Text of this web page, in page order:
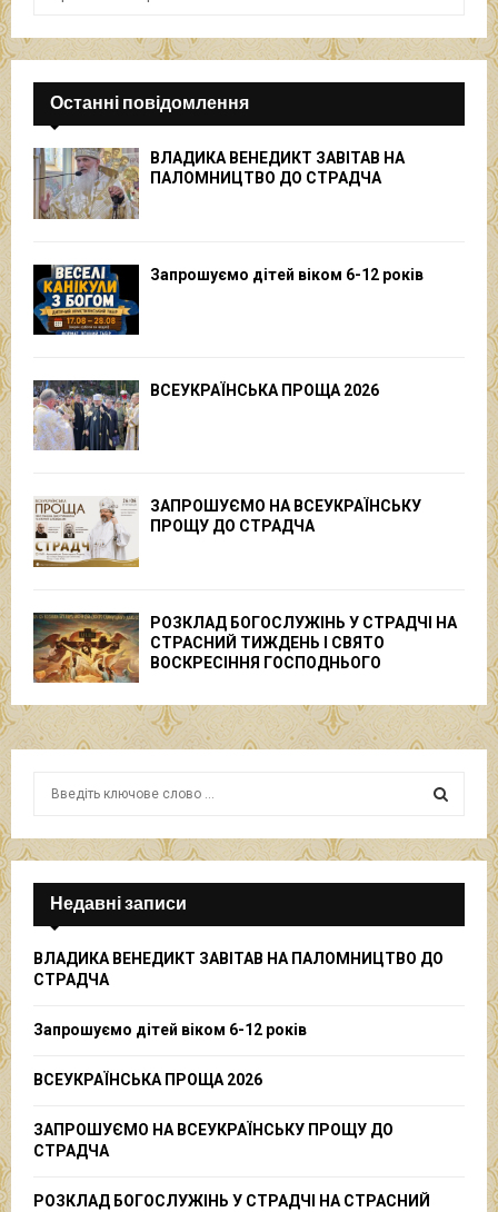
Останні повідомлення
ВЛАДИКА ВЕНЕДИКТ ЗАВІТАВ НА
ПАЛОМНИЦТВО ДО СТРАДЧА
Запрошуємо дітей віком 6-12 років
ВСЕУКРАЇНСЬКА ПРОЩА 2026
ЗАПРОШУЄМО НА ВСЕУКРАЇНСЬКУ
ПРОЩУ ДО СТРАДЧА
РОЗКЛАД БОГОСЛУЖІНЬ У СТРАДЧІ НА
СТРАСНИЙ ТИЖДЕНЬ І СВЯТО
ВОСКРЕСІННЯ ГОСПОДНЬОГО
f
r
S
E
A
Недавні записи
ВЛАДИКА ВЕНЕДИКТ ЗАВІТАВ НА ПАЛОМНИЦТВО ДО
СТРАДЧА
Запрошуємо дітей віком 6-12 років
ВСЕУКРАЇНСЬКА ПРОЩА 2026
ЗАПРОШУЄМО НА ВСЕУКРАЇНСЬКУ ПРОЩУ ДО
СТРАДЧА
РОЗКЛАД БОГОСЛУЖІНЬ У СТРАДЧІ НА СТРАСНИЙ